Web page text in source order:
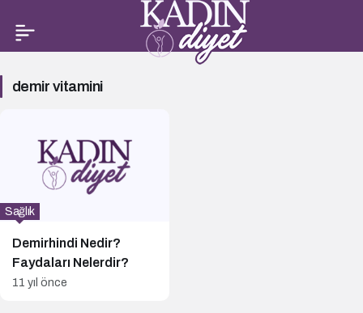
demir vitamini
Demirhindi Nedir?
Faydaları Nelerdir?
Sağlık
11 yıl önce